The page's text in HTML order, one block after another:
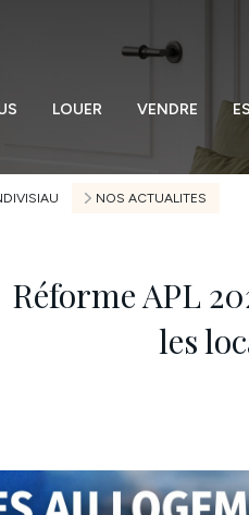
LOUER VENDRE
NOS ACTUALITES
Réforme APL
les